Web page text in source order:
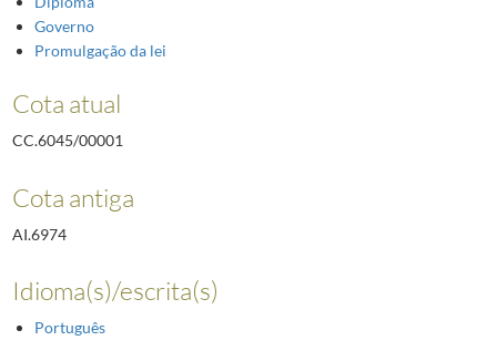
Governo
Promulgação da lei
Cota atual
CC.6045/00001
Cota antiga
AI.6974
Idioma(s)/escrita(s)
Português